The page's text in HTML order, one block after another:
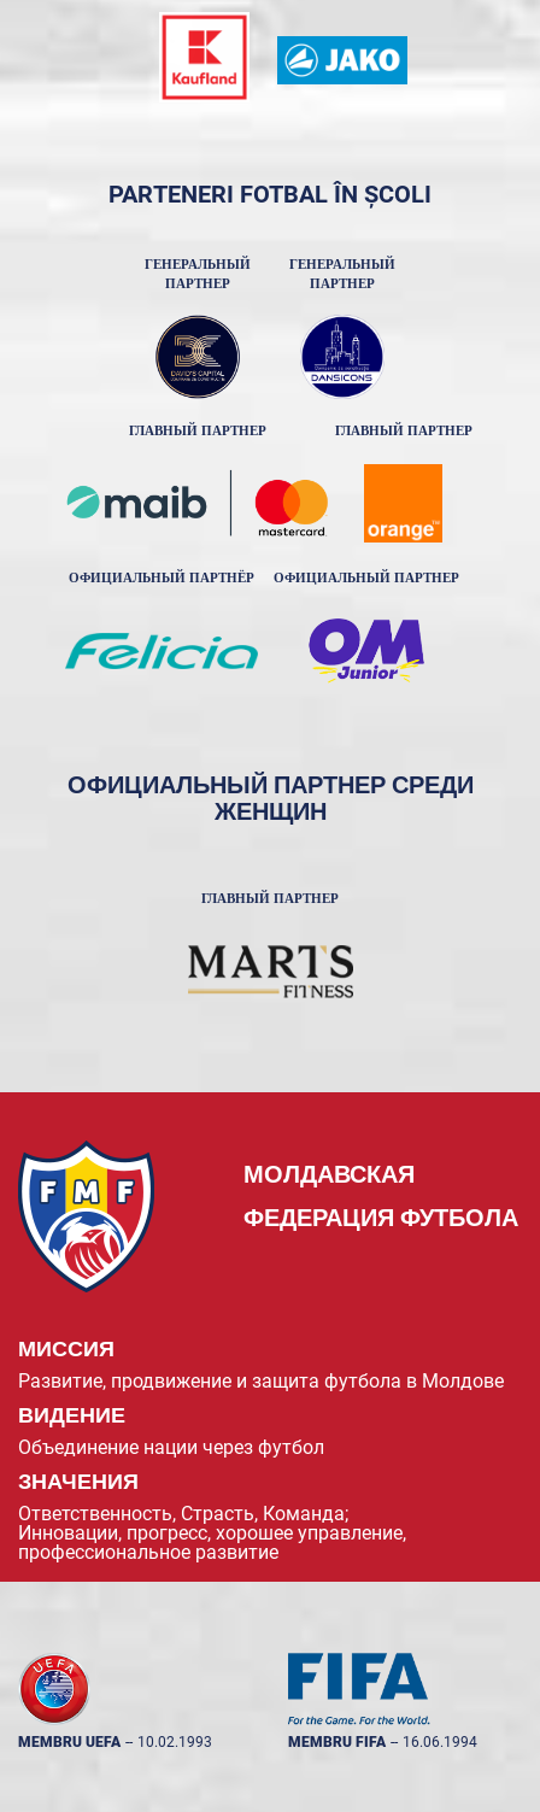
PARTENERI FOTBAL ÎN ȘCOLI
ГЕНЕРАЛЬНЫЙ
ПАРТНЕР
ГЕНЕРАЛЬНЫЙ
ПАРТНЕР
ГЛАВНЫЙ ПАРТНЕР ГЛАВНЫЙ ПАРТНЕР
ОФИЦИАЛЬНЫЙ ПАРТНЁР ОФИЦИАЛЬНЫЙ ПАРТНЕР
ОФИЦИАЛЬНЫЙ ПАРТНЕР СРЕДИ
ЖЕНЩИН
ГЛАВНЫЙ ПАРТНЕР
МОЛДАВСКАЯ
ФЕДЕРАЦИЯ ФУТБОЛА
МИССИЯ
Развитие, продвижение и защита футбола в Молдове
ВИДЕНИЕ
Объединение нации через футбол
ЗНАЧЕНИЯ
Ответственность, Страсть, Команда;
Инновации, прогресс, хорошее управление,
профессиональное развитие
MEMBRU UEFA -- 10.02.1993 MEMBRU FIFA -- 16.06.1994